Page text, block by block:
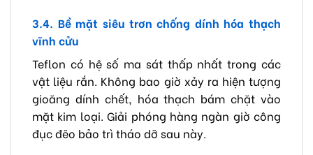
3.4. Bề mặt siêu trơn chống dính hóa thạch
vĩnh cửu
Teflon có hệ số ma sát thấp nhất trong các
vật liệu rắn. Không bao giờ xảy ra hiện tượng
gioăng dính chết, hóa thạch bám chặt vào
mặt kim loại. Giải phóng hàng ngàn giờ công
đục đẽo bảo trì tháo dỡ sau này.